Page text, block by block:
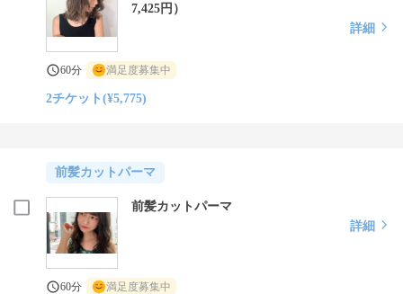
7,425円）
詳細
60分 満足度募集中
2チケット(¥5,775)
前髪カットパーマ
前髪カットパーマ
詳細
60分 満足度募集中